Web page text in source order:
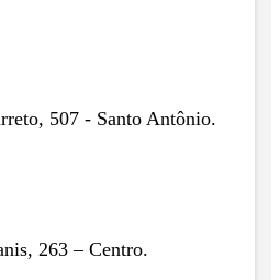
507 - Santo Antônio.
263 – Centro.